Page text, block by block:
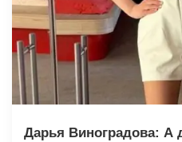
Дарья Виноградова: А